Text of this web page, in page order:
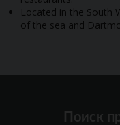
Located in the South
of the sea and
Поиск